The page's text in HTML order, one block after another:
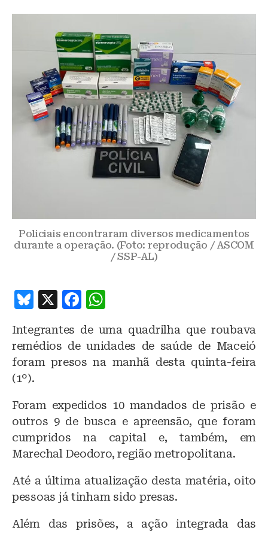
Policiais encontraram diversos medicamentos
durante a operação. (Foto: reprodução / ASCOM
/ SSP-AL)
B
e
s
k
X
F
c
e
o
o
k
at
s
p
Integrantes de uma quadrilha que roubava
remédios de unidades de saúde de Maceió
foram presos na manhã desta quinta-feira
(1º).
Foram expedidos 10 mandados de prisão e
outros 9 de busca e apreensão, que foram
cumpridos na capital e, também, em
Marechal Deodoro, região metropolitana.
Até a última atualização desta matéria, oito
pessoas já tinham sido presas.
Além das prisões, a ação integrada das